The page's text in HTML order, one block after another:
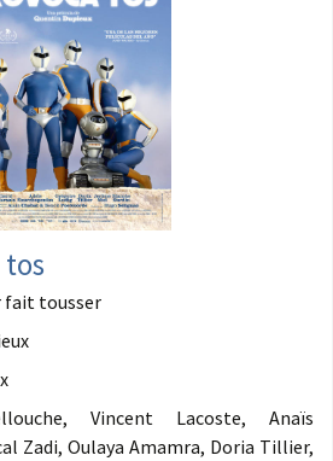
fait tousser
Vincent Lacoste, Anaïs
Zadi, Oulaya Amamra, Doria Tillier,